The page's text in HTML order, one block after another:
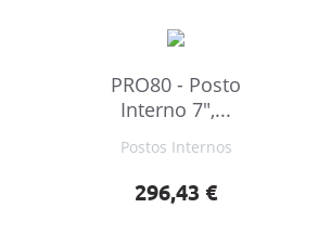
PRO80 - Posto
Interno 7",...
Postos Internos
Preço
296,43 €